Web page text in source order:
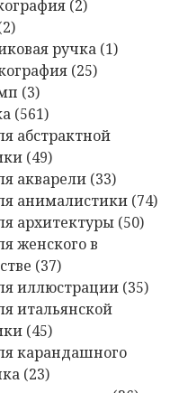
(2)
ручка (1)
(25)
(3)
(561)
абстрактной
(49)
акварели (33)
анималистики (74)
архитектуры (50)
женского в
(37)
иллюстрации (35)
итальянской
(45)
карандашного
(23)